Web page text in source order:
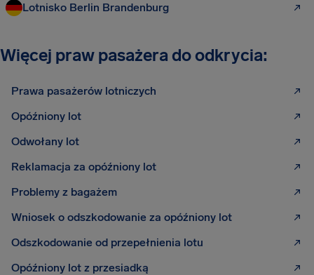
Lotnisko Berlin Brandenburg
Więcej praw pasażera do odkrycia:
Prawa pasażerów lotniczych
Opóźniony lot
Odwołany lot
Reklamacja za opóźniony lot
Problemy z bagażem
Wniosek o odszkodowanie za opóźniony lot
Odszkodowanie od przepełnienia lotu
Opóźniony lot z przesiadką